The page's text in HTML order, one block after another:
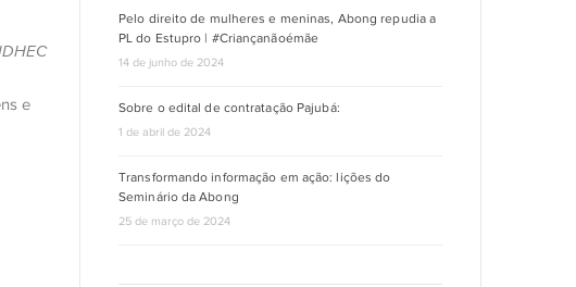
e
Pelo direito de mulheres e meninas, Abong repudia a
PL do Estupro | #Criançanãoémãe
14 de junho de 2024
Sobre o edital de contratação Pajubá:
1 de abril de 2024
Transformando informação em ação: lições do
Seminário da Abong
25 de março de 2024